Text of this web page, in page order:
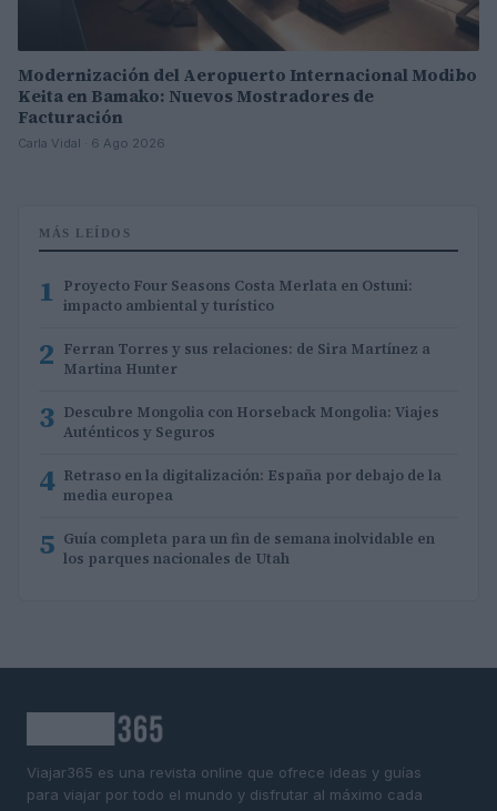
Modernización del Aeropuerto Internacional Modibo
Keita en Bamako: Nuevos Mostradores de
Facturación
Carla Vidal · 6 Ago 2026
MÁS LEÍDOS
1 Proyecto Four Seasons Costa Merlata en Ostuni:
impacto ambiental y turístico
2 Ferran Torres y sus relaciones: de Sira Martínez a
Martina Hunter
3 Descubre Mongolia con Horseback Mongolia: Viajes
Auténticos y Seguros
4 Retraso en la digitalización: España por debajo de la
media europea
5 Guía completa para un fin de semana inolvidable en
los parques nacionales de Utah
Viajar365 es una revista online que ofrece ideas y guías
para viajar por todo el mundo y disfrutar al máximo cada